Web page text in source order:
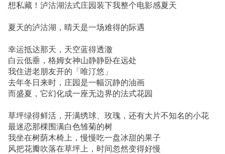
想私藏！泸沽湖法式庄园装下我整个电影感夏天
夏天的泸沽湖，晴天是一场难得的际遇
幸运抵达那天，天空蓝得透澈
白云低垂，格姆女神山静静卧在远处
我住进老朋友开的「唯汀悠」
去年冬日来时，庄园是一幅沉静的油画
而盛夏，它幻化成一座无边界的法式花园
草坪绿得鲜活，开满绣球、玫瑰，还有大片不知名的小花
最迷恋那棵围满白色雏菊的树
我坐在树荫木椅上，慢慢吃一盘冰甜的果子
风把花瓣吹落在草坪上，时间忽然变得好慢